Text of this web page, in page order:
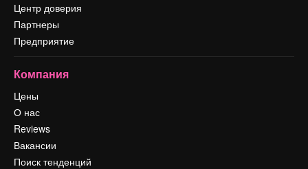
Центр доверия
Партнеры
Предприятие
Компания
Цены
О нас
Reviews
Вакансии
Поиск тенденций